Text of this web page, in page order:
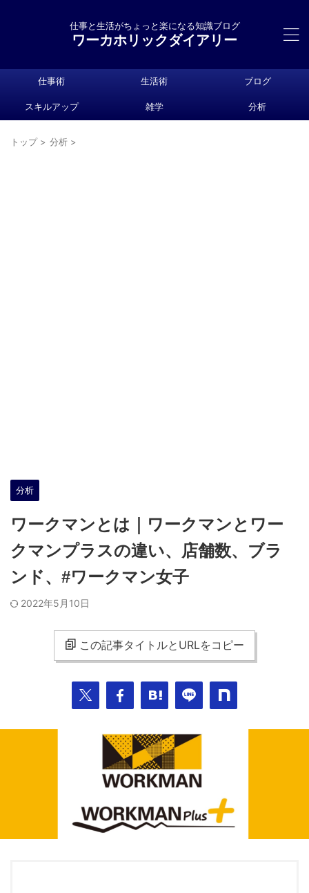
仕事と生活がちょっと楽になる知識ブログ
ワーカホリックダイアリー
仕事術 生活術 ブログ
スキルアップ 雑学 分析
トップ > 分析 >
分析
ワークマンとは｜ワークマンとワー
クマンプラスの違い、店舗数、ブラ
ンド、#ワークマン女子
2022年5月10日
この記事タイトルとURLをコピー